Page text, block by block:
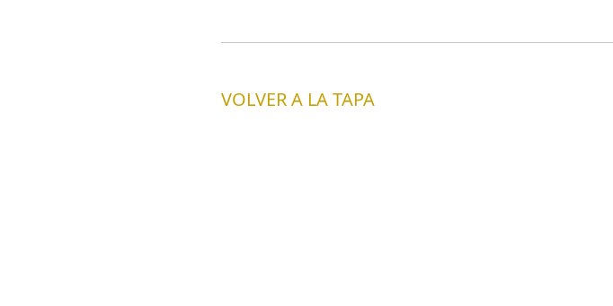
VOLVER A LA TAPA